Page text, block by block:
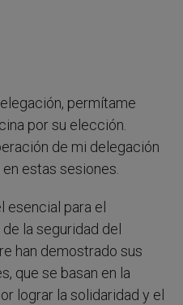
permítame
por su elección.
de mi delegación
estas sesiones.
esencial para el
la seguridad del
han demostrado sus
que se basan en la
lograr la solidaridad y el